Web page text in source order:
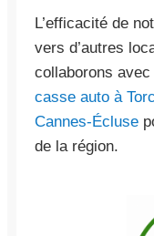
L’efficacité de
vers d’autres
collaborons
casse auto à
Cannes-Écluse
de la région.